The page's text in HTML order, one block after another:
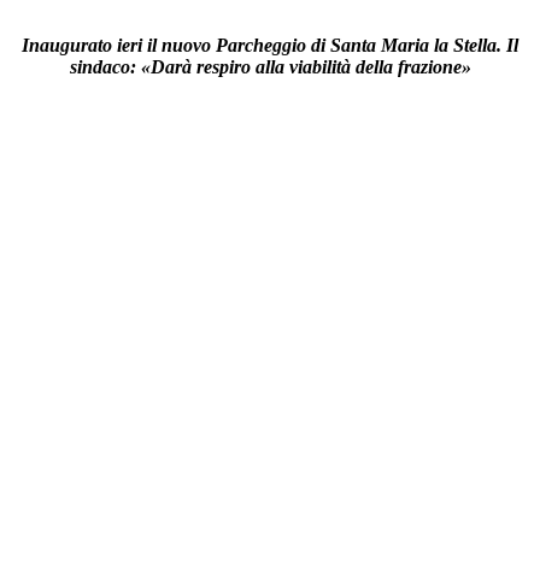
Inaugurato ieri il nuovo Parcheggio di Santa Maria la Stella. Il
sindaco: «Darà respiro alla viabilità della frazione»